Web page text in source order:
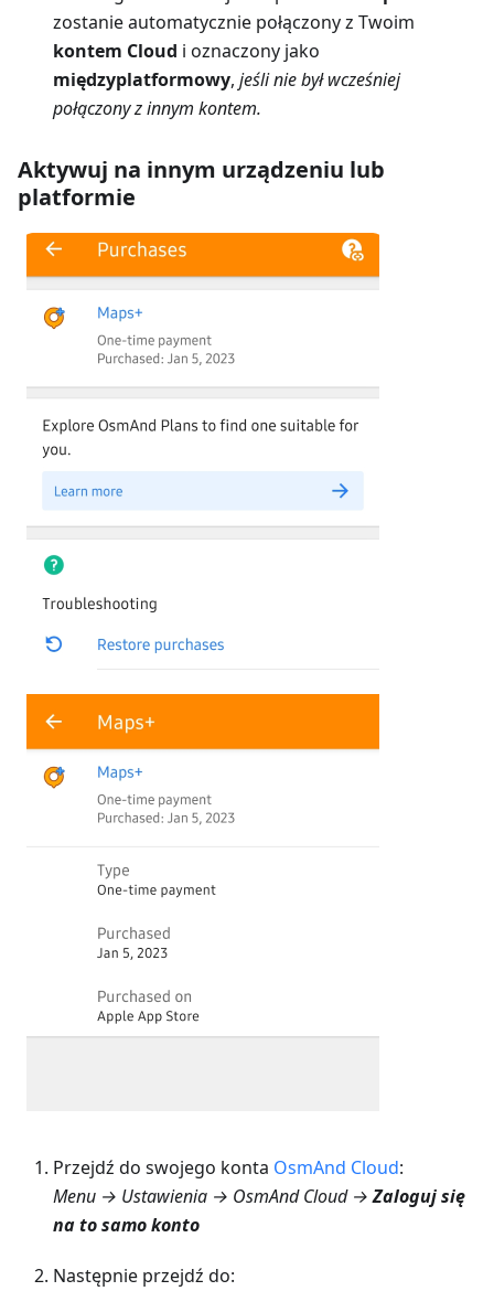
zostanie automatycznie połączony z Twoim
kontem Cloud i oznaczony jako
międzyplatformowy, jeśli nie był wcześniej
połączony z innym kontem.
Aktywuj na innym urządzeniu lub
platformie
Przejdź do swojego konta OsmAnd Cloud:
Menu → Ustawienia → OsmAnd Cloud → Zaloguj się
na to samo konto
Następnie przejdź do: